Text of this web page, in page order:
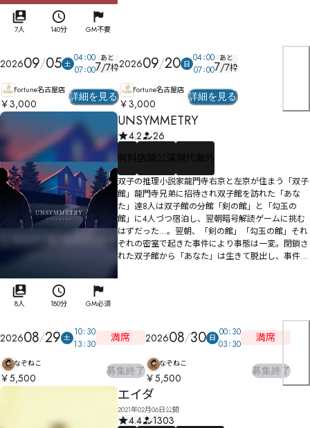
7人 140分 GM不要
に関する人々。だがそこにはすでに予告状が届いて
いた。「今宵、蒐集館の主人の命を頂戴する。怪盗
亜瑠星奴」館の主人は、亜瑠星奴に会えるとむしろ
喜び、警察も呼ばずにパアテイを決行。しかし有言
実行亜瑠星奴、予告通りパアテイの最中に主人は遺
体となって発見されたのだった。
202609 05 土 04 00
07 00
あと
7/7枠
Fortune名古屋店
￥3,000
詳細を見る
202609 20 日 04 00
07 00
あと
7/7枠
Fortune名古屋店
￥3,000
詳細を見る
8人 180分 GM必須
UNSYMMETRY
4.2
26
有料 店舗公演現代海外
双子の推理小説家龍門寺右京と左京が住まう「双子
館」龍門寺兄弟に招待され双子館を訪れた「あな
た」達8人は双子館の分館「剣の館」と「勾玉の
館」に4人づつ宿泊し、翌朝暗号解読ゲームに挑む
はずだった…。翌朝、「剣の館」「勾玉の館」それ
ぞれの密室で起きた事件により事態は一変。閉鎖さ
れた双子館から「あなた」は生きて脱出し、事件の
202608 29 土 10 30
13 30 満席
なぞねこ
￥5,500
募集終了
202608 30 日 00 30
03 30 満席
なぞねこ
￥5,500
募集終了
エイダ
2021年02月06日公開
4.4
1303